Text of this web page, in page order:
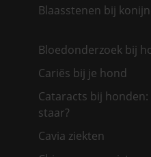
Blaasstenen bij
Bloedonderzoek bij
Cariës bij je hond
Cataracts bij
staar?
Cavia ziekten